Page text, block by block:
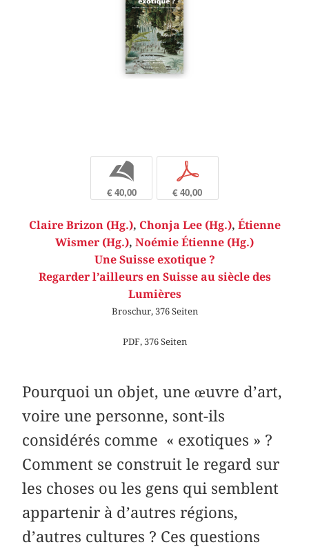
b
€ 40,00
p
€ 40,00
Claire Brizon (Hg.), Chonja Lee (Hg.), Étienne
Wismer (Hg.), Noémie Étienne (Hg.)
Une Suisse exotique ?
Regarder l’ailleurs en Suisse au siècle des
Lumières
Broschur, 376 Seiten
PDF, 376 Seiten
Pourquoi un objet, une œuvre d’art,
voire une personne, sont-ils
considérés comme « exotiques » ?
Comment se construit le regard sur
les choses ou les gens qui semblent
appartenir à d’autres régions,
d’autres cultures ? Ces questions